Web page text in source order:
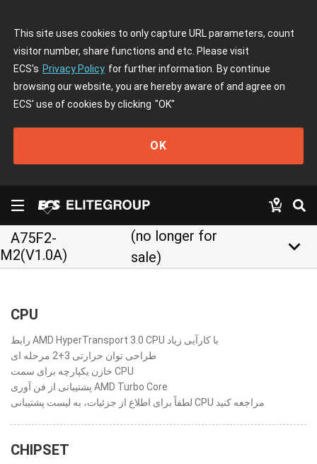
This site uses cookies to only capture URL parameters, count
visitor number, share functions and etc. Please visit
ECS's Privacy Policy for further information. By continue
browsing our website, you are hereby aware of and agree on
ECS' use of cookies by clicking "OK"
OK
A75F2-
M2(V1.0A)
(no longer for
sale)
keyboard_arrow_down
CPU
رابط AMD HyperTransport 3.0 CPU با کارآیی زیاد
طراحی توان حرارتی 3+2 مرحله ای
خازن یکپارچه برای سمت CPU
پشتیبانی از فن آوری AMD Turbo Core
لطفاً برای اطلاع از جزئیات، به لیست پشتیبانی CPU مراجعه کنید
CHIPSET